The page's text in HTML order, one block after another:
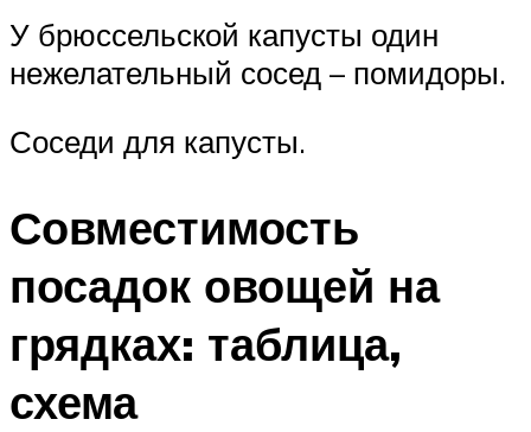
У брюссельской капусты один
нежелательный сосед – помидоры.
Соседи для капусты.
Совместимость
посадок овощей на
грядках: таблица,
схема